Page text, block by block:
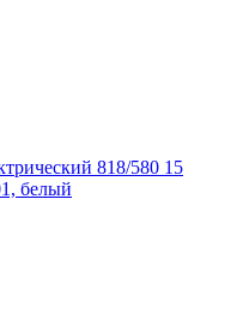
818/580 15
белый